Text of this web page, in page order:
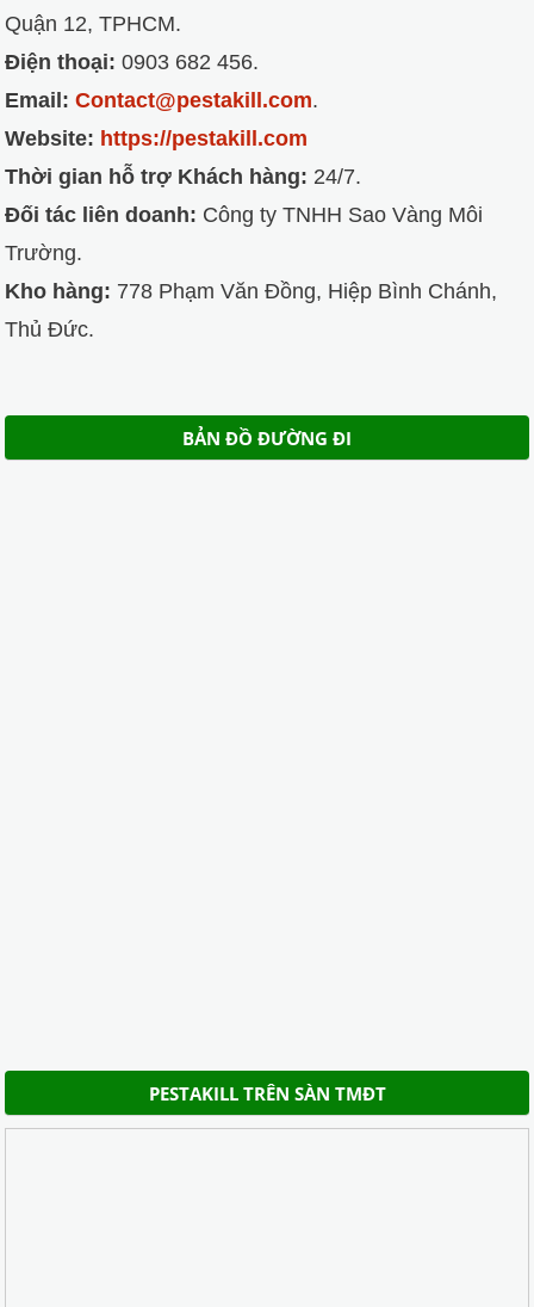
Quận 12, TPHCM.
Điện thoại: 0903 682 456.
Email: Contact@pestakill.com.
Website: https://pestakill.com
Thời gian hỗ trợ Khách hàng: 24/7.
Đối tác liên doanh: Công ty TNHH Sao Vàng Môi
Trường.
Kho hàng: 778 Phạm Văn Đồng, Hiệp Bình Chánh,
Thủ Đức.
BẢN ĐỒ ĐƯỜNG ĐI
PESTAKILL TRÊN SÀN TMĐT